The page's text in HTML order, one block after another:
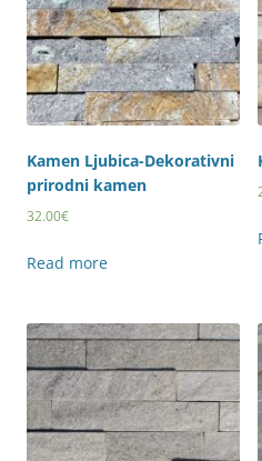
Kamen Ljubica-Dekorativni
prirodni kamen
32.00€
Read more